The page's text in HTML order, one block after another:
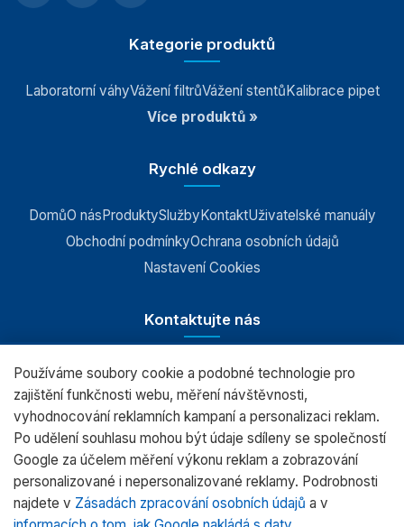
Kategorie produktů
Laboratorní váhyVážení filtrůVážení stentůKalibrace pipet
Více produktů »
Rychlé odkazy
DomůO násProduktySlužbyKontaktUživatelské manuály
Obchodní podmínkyOchrana osobních údajů
Nastavení Cookies
Kontaktujte nás
RADWAG CZ s.r.o., Šumperk
+420 583 210 016
obchod@radwag.cz
(PO - PÁ) 7:00 - 15:30
Používáme soubory cookie a podobné technologie pro
zajištění funkčnosti webu, měření návštěvnosti,
vyhodnocování reklamních kampaní a personalizaci reklam.
Po udělení souhlasu mohou být údaje sdíleny se společností
Google za účelem měření výkonu reklam a zobrazování
personalizované i nepersonalizované reklamy. Podrobnosti
najdete v Zásadách zpracování osobních údajů a v